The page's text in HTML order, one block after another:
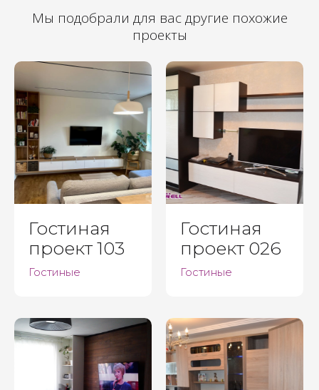
Мы подобрали для вас другие похожие
проекты
Гостиная
проект 103
Гостиные
Гостиная
проект 026
Гостиные